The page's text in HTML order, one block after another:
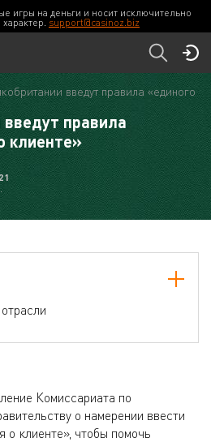
игры на деньги и носит исключительно
support@casinoz.biz
введут правила «единого
правила
клиенте»
Комиссариата по
о намерении ввести
о клиенте», чтобы помочь